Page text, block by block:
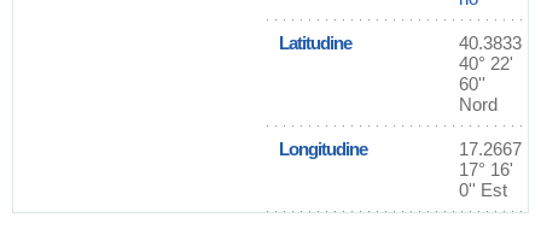
Latitudine
40.3833
40° 22'
60''
Nord
Longitudine
17.2667
17° 16'
0'' Est